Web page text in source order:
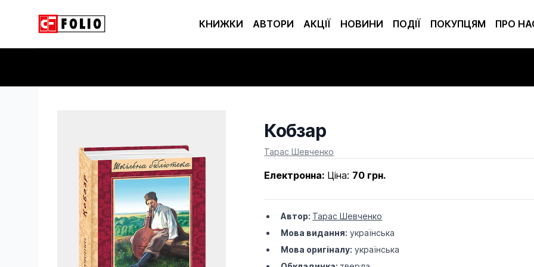
КНИЖКИ АВТОРИ АКЦІЇ НОВИНИ ПОДІЇ ПОКУПЦЯМ ПРО
Кобзар
Product information
Тарас Шевченко
Електронна: Ціна: 70 грн.
Автор: Тарас Шевченко
Мова видання: українська
Мова оригіналу: українська